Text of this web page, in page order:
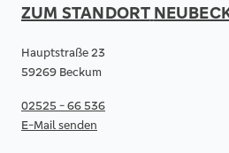
ZUM STANDORT
Hauptstraße 23
59269 Beckum
02525 - 66 536
E-Mail senden